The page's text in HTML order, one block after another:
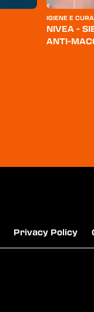
IGIENE E
NIVEA -
ANTI-
Privacy Policy